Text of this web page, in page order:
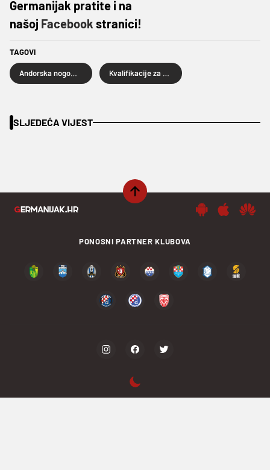
Germanijak pratite i na
našoj Facebook stranici!
TAGOVI
SLJEDEĆA VIJEST
PONOSNI PARTNER KLUBOVA